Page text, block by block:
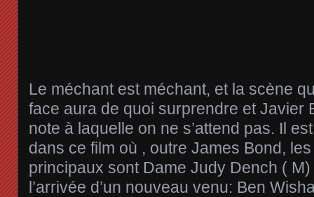
Le méchant est méchant, et la scène
face aura de quoi surprendre et Javier
note à laquelle on ne s’attend pas. Il
dans ce film où , outre James Bond,
principaux sont Dame Judy Dench (
l’arrivée d’un nouveau venu: Ben